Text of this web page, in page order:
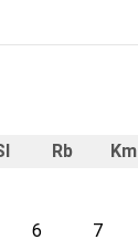
Rb Km
6 7